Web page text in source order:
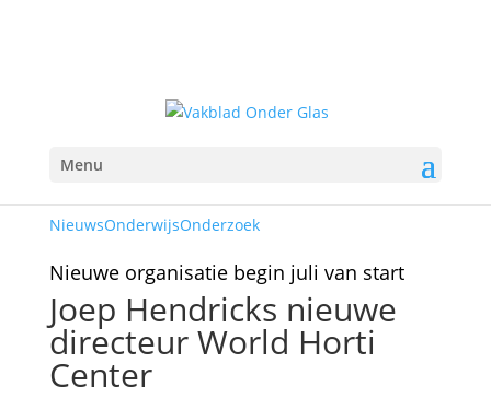
Menu
NieuwsOnderwijsOnderzoek
Nieuwe organisatie begin juli van start
Joep Hendricks nieuwe
directeur World Horti
Center